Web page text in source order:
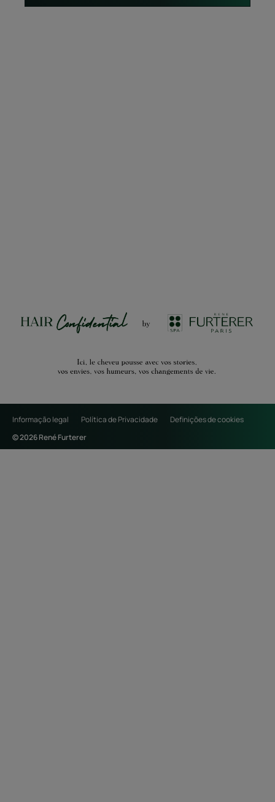
Informação legal Política de Privacidade
Definições de cookies
© 2026 René Furterer